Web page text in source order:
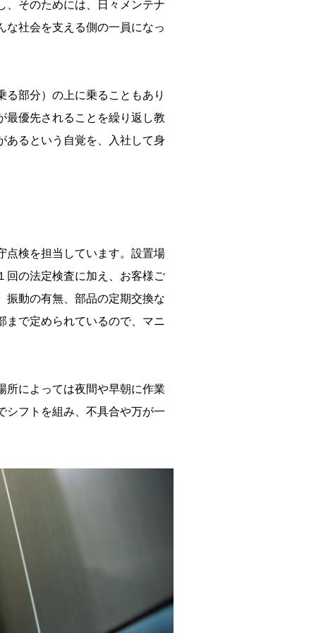
、そのためには、日々メンテナ
な社会を支える側の一員になっ
部分）の上に乗ることもあり
最優先されることを繰り返し教
あるという自覚を、入社して身
点検を担当しています。設置場
回の法定検査に加え、お客様ご
振動の有無、部品の定期交換な
まで定められているので、マニ
所によっては夜間や早朝に作業
シフトを組み、不具合や万が一